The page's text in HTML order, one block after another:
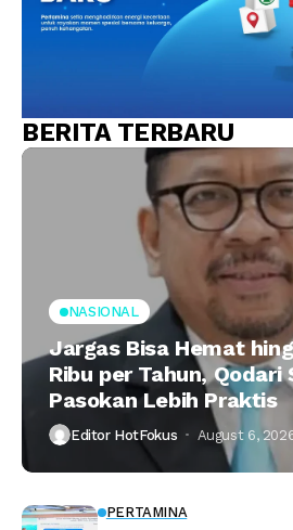
BERITA TERBARU
NASIONAL
Jargas Bisa Hemat
Ribu per Tahun, Qodari
Pasokan Lebih Praktis
Editor HotFokus August 6,
PERTAMINA